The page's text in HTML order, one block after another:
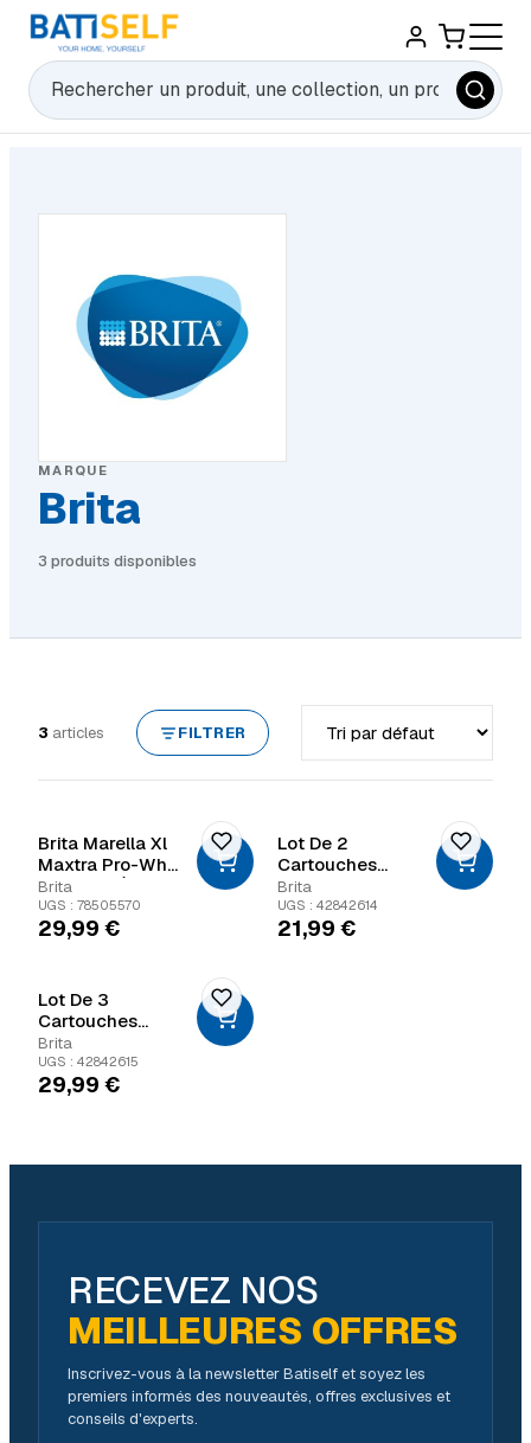
Rechercher
MARQUE
Brita
3 produits disponibles
3 articles FILTRER
Brita Marella Xl
Maxtra Pro-Wh
Bid Filtre À Eau
3,5 Litres
Brita
UGS : 78505570
29,99 €
Lot De 2
Cartouches
Filtrantes Brita
Maxtra Pro All-In-1
Brita
UGS : 42842614
21,99 €
Lot De 3
Cartouches
Filtrantes Brita
Pure Performance
Brita
UGS : 42842615
29,99 €
RECEVEZ NOS
MEILLEURES OFFRES
Inscrivez-vous à la newsletter Batiself et soyez les
premiers informés des nouveautés, offres exclusives et
conseils d'experts.